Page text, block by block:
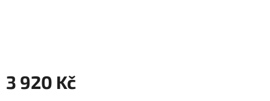
3 920 Kč